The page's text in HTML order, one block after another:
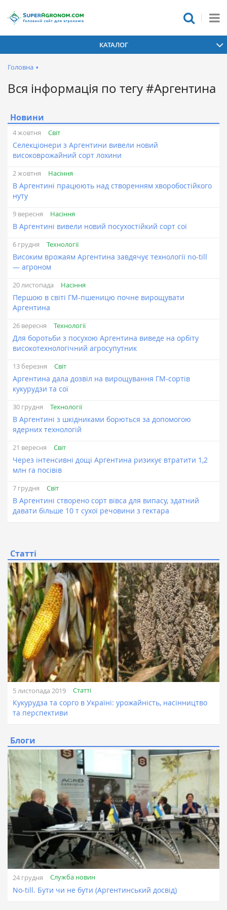
КАТАЛОГ
Головна •
Вся інформація по тегу #Аргентина
Новини
4 жовтня Світ
Селекціонери з Аргентини вивели новий
високоврожайний сорт лохини
2 жовтня Насіння
В Аргентині працюють над створенням хворобостійкого
нуту
9 вересня Насіння
В Аргентині вивели новий посухостійкий сорт сої
6 грудня Технології
Високим врожаям Аргентина завдячує технології no-till
— агроном
20 листопада Насіння
Першою в світі ГМ-пшеницю почне вирощувати
Аргентина
26 вересня Технології
Для боротьби з посухою Аргентина виведе на орбіту
високотехнологічний агросупутник
13 березня Світ
Аргентина дала дозвіл на вирощування ГМ-сортів
кукурудзи та сої
30 грудня Технології
В Аргентині з шкідниками борються за допомогою
ядерних технологій
21 вересня Світ
Через інтенсивні дощі Аргентина ризикує втратити 1,2
млн га посівів
7 грудня Світ
В Аргентині створено сорт вівса для випасу, здатний
давати більше 10 т сухої речовини з гектара
Статті
5 листопада 2019 Статті
Кукурудза та сорго в Україні: урожайність, насінництво
та перспективи
Блоги
24 грудня Служба новин
No-till. Бути чи не бути (Аргентинський досвід)